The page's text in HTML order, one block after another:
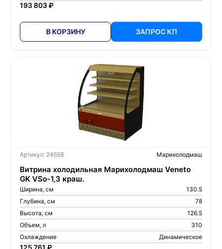
193 803 ₽
В КОРЗИНУ ЗАПРОС КП
Артикул: 24658 Марихолодмаш
Витрина холодильная Марихолодмаш Veneto
GK VSo-1,3 краш.
Ширина, см
130.5
Глубина, см
78
Высота, см
126.5
Объем, л
310
Охлаждение
Динамическое
125 761 ₽